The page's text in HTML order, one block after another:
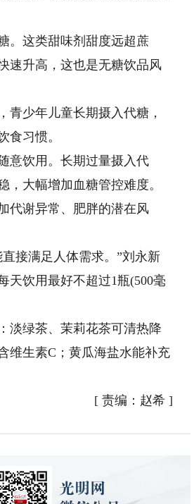
这类甜味剂甜度远超蔗
速升高，这也是无糖饮品风
少年儿童长期摄入代糖，
食习惯。
饮用。长期过量摄入代
大幅增加血糖管控难度。
代谢异常、肥胖的潜在风
接满足人体需求。”刘永新
天饮用最好不超过1瓶(500毫
绿茶、茉莉花茶可清热降
维生素C；黄瓜海盐水能补充
[ 责编：赵希 ]